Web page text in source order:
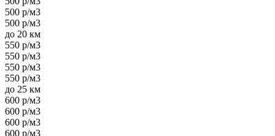
500 р/м3
500 р/м3
до 20 км
550 р/м3
550 р/м3
550 р/м3
550 р/м3
до 25 км
600 р/м3
600 р/м3
600 р/м3
600 р/м3